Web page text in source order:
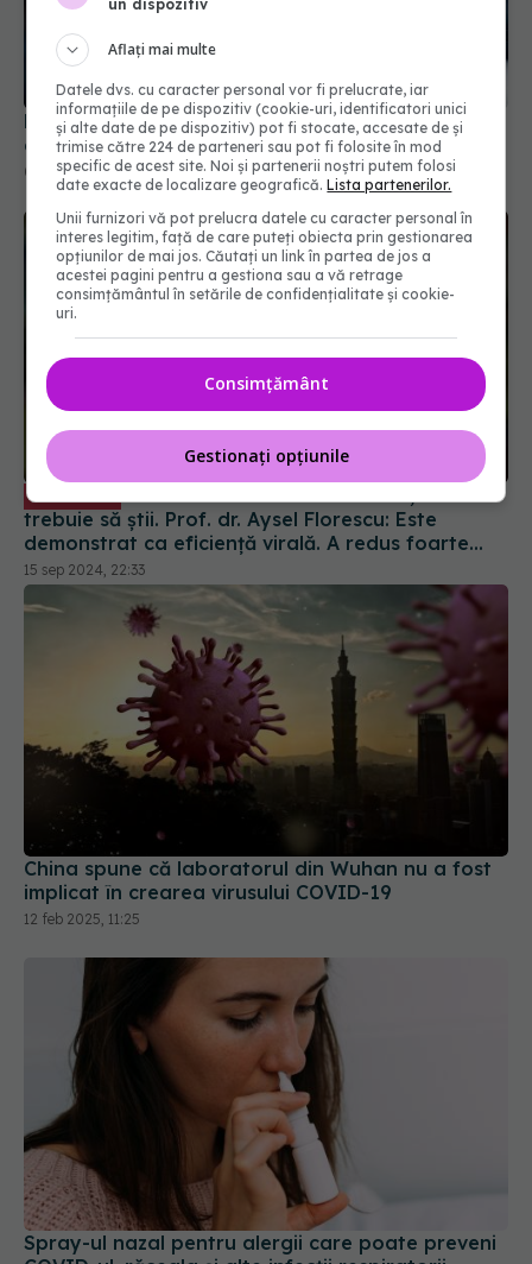
Evoluția COVID-19 în România. Datele surpriză
care dau peste cap previziunile specialiștilor
07 oct 2025, 16:23
EXCLUSIV
trebuie să știi. Prof. dr. Aysel Florescu: Este
demonstrat ca eficiență virală. A redus foarte
mult riscul de spitalizare
15 sep 2024, 22:33
China spune că laboratorul din Wuhan nu a fost
implicat în crearea virusului COVID-19
12 feb 2025, 11:25
Spray-ul nazal pentru alergii care poate preveni
un dispozitiv
Aflați mai multe
Datele dvs. cu caracter personal vor fi prelucrate, iar
informațiile de pe dispozitiv (cookie-uri, identificatori unici
și alte date de pe dispozitiv) pot fi stocate, accesate de și
trimise către 224 de parteneri sau pot fi folosite în mod
specific de acest site. Noi și partenerii noștri putem folosi
date exacte de localizare geografică.Lista partenerilor.
Unii furnizori vă pot prelucra datele cu caracter personal în
interes legitim, față de care puteți obiecta prin gestionarea
opțiunilor de mai jos. Căutați un link în partea de jos a
acestei pagini pentru a gestiona sau a vă retrage
consimțământul în setările de confidențialitate și cookie-
uri.
Consimțământ
Gestionați opțiunile